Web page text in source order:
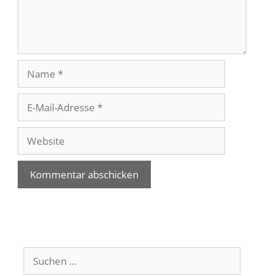
Mail-
Adresse
Website
Suchen
nach: